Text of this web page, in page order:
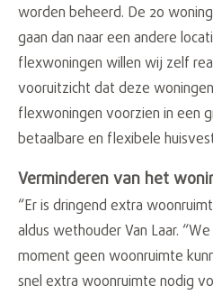
worden beheerd. De 20
gaan dan naar een andere
flexwoningen willen wij zelf
vooruitzicht dat deze
flexwoningen voorzien in een
betaalbare en flexibele
Verminderen van het
“Er is dringend extra
aldus wethouder Van Laar.
moment geen woonruimte
snel extra woonruimte nodig